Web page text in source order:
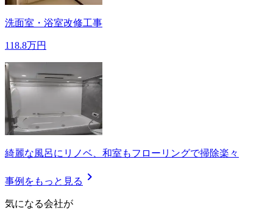
洗面室・浴室改修工事
118.8万円
綺麗な風呂にリノベ、和室もフローリングで掃除楽々
事例をもっと見る chevron_right
気になる会社が